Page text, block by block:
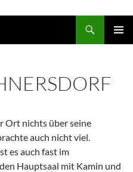
Ort nichts über seine
auch nicht viel.
es auch fast im
Hauptsaal mit Kamin und